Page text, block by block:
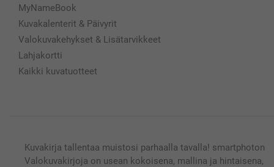
MyNameBook
Kuvakalenterit & Päivyrit
Valokuvakehykset & Lisätarvikkeet
Lahjakortti
Kaikki kuvatuotteet
Kuvakirja tallentaa muistosi parhaalla tavalla! smartphoton
Valokuvakirjoja on usean kokoisena, mallina ja hintaisena,